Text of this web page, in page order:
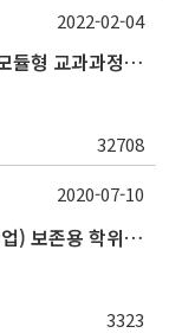
SNU Inno-Edu 프로젝트 보건대학원 '모듈형 교과과정' 안내(revised 2022/2/28)
32708
2022-02-04
2019학년도 후기 학위수여(2020. 8. 졸업) 보존용 학위논문 제출 관련 안내
3323
2020-07-10